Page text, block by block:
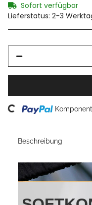
Sofort verfügbar
Lieferstatus: 2-3
Loading...
Beschreibung